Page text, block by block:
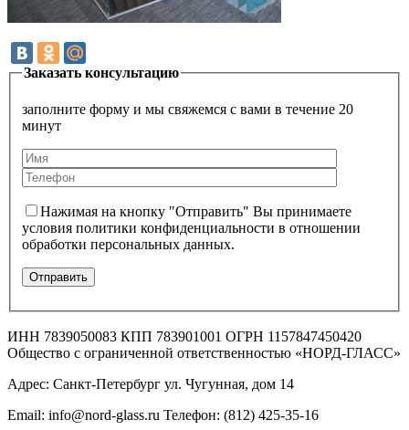
Заказать консультацию
заполните форму и мы свяжемся с вами в течение 20
минут
Нажимая на кнопку "Отправить" Вы принимаете
условия политики конфиденциальности в отношении
обработки персональных данных.
ИНН 7839050083 КПП 783901001 ОГРН 1157847450420
Общество с ограниченной ответственностью «НОРД-ГЛАСС»
Адрес: Санкт-Петербург ул. Чугунная, дом 14
Email: info@nord-glass.ru Телефон: (812) 425-35-16